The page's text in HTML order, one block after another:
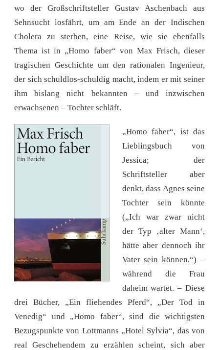
wo der Großschriftsteller Gustav Aschenbach aus
Sehnsucht losfährt, um am Ende an der Indischen
Cholera zu sterben, eine Reise, wie sie ebenfalls
Thema ist in „Homo faber“ von Max Frisch, dieser
tragischen Geschichte um den rationalen Ingenieur,
der sich schuldlos-schuldig macht, indem er mit seiner
ihm bislang nicht bekannten – und inzwischen
erwachsenen – Tochter schläft.
„Homo faber“, ist das
Lieblingsbuch von
Jessica; der
Schriftsteller aber
denkt, dass Agnes seine
Tochter sein könnte
(„Ich war zwar nicht
der Typ ‚alter Mann‘,
hätte aber dennoch ihr
Vater sein können.“) –
während die Frau
daheim wartet. – Diese
drei Bücher, „Ein fliehendes Pferd“, „Der Tod in
Venedig“ und „Homo faber“, sind die wichtigsten
Bezugspunkte von Lottmanns „Hotel Sylvia“, das von
real Geschehendem zu erzählen scheint, sich aber